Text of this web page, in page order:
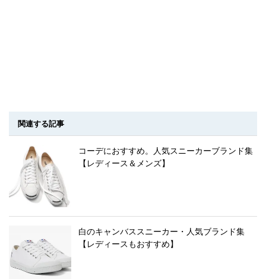
関連する記事
コーデにおすすめ。人気スニーカーブランド集
【レディース＆メンズ】
白のキャンバススニーカー・人気ブランド集
【レディースもおすすめ】